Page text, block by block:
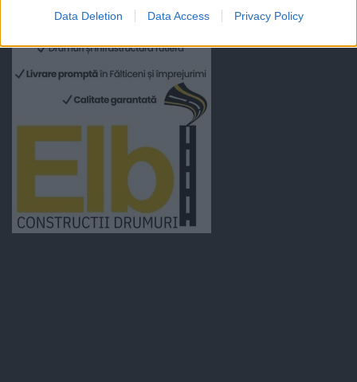
Data Deletion Data Access Privacy Policy